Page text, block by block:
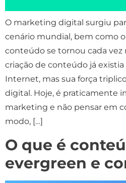
O marketing digital surgiu
cenário mundial, bem como
conteúdo se tornou cada vez
criação de conteúdo já
Internet, mas sua força
digital. Hoje, é praticamente
marketing e não pensar em
modo, […]
O que é
evergreen e